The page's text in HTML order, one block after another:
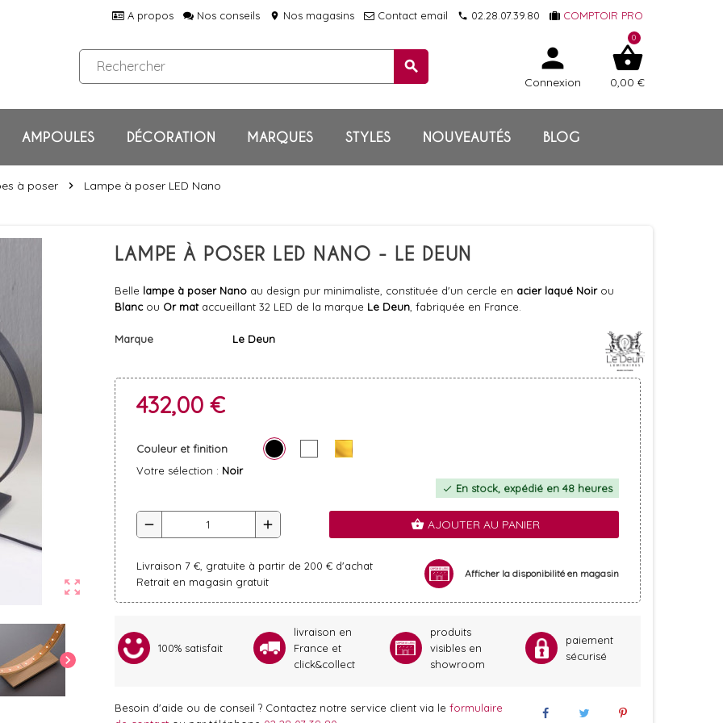
A propos Nos conseils location_on Nos magasins Contact email local_phone 02.28.07.39.80 COMPTOIR PRO
search person
Connexion
shopping_basket
0,00 €
0
AMPOULES DÉCORATION MARQUES STYLES NOUVEAUTÉS BLOG
à poser chevron_right Lampe à poser LED Nano
zoom_out_map
chevron_right
LAMPE À POSER LED NANO - LE DEUN
Belle lampe à poser Nanoau design pur minimaliste, constituée d'un cercle en acier laqué Noir ou
Blancou Or mataccueillant 32 LED de la marque Le Deun, fabriquée en France.
Marque Le Deun
432,00 €
Couleur et finition
Votre sélection : Noir
check En stock, expédié en 48 heures
remove add shopping_basket AJOUTER AU PANIER
Livraison 7 €, gratuite à partir de 200 € d'achat
Retrait en magasin gratuit
Afficher la disponibilité en magasin
100% satisfait
livraison en
France et
click&collect
produits
visibles en
showroom
paiement
sécurisé
Besoin d'aide ou de conseil ? Contactez notre service client via le formulaire